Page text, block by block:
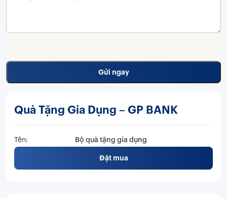
Quà Tặng Gia Dụng – GP BANK
Tên: Bộ quà tặng gia dụng
Đặt mua